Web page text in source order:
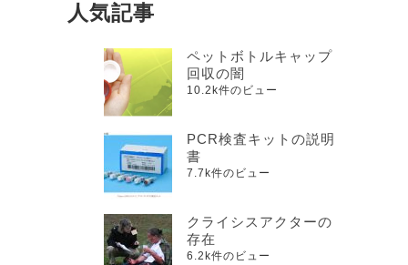
人気記事
ペットボトルキャップ
回収の闇
10.2k件のビュー
PCR検査キットの説明
書
7.7k件のビュー
クライシスアクターの
存在
6.2k件のビュー